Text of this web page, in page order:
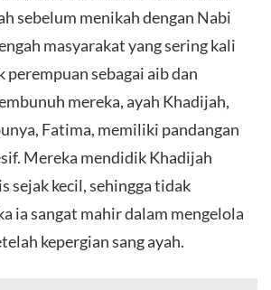
sebelum menikah dengan Nabi
masyarakat yang sering kali
perempuan sebagai aib dan
mereka, ayah Khadijah,
Fatima, memiliki pandangan
Mereka mendidik Khadijah
sejak kecil, sehingga tidak
ia sangat mahir dalam mengelola
kepergian sang ayah.